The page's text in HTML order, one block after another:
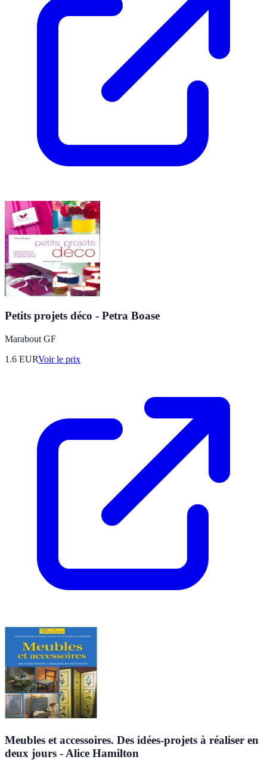
Petits projets déco - Petra Boase
Marabout GF
1.6 EURVoir le prix
Meubles et accessoires. Des idées-projets à réaliser en
deux jours - Alice Hamilton